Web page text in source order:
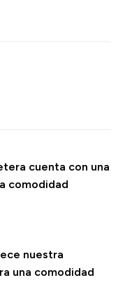
cuenta con una
comodidad
nuestra
una comodidad